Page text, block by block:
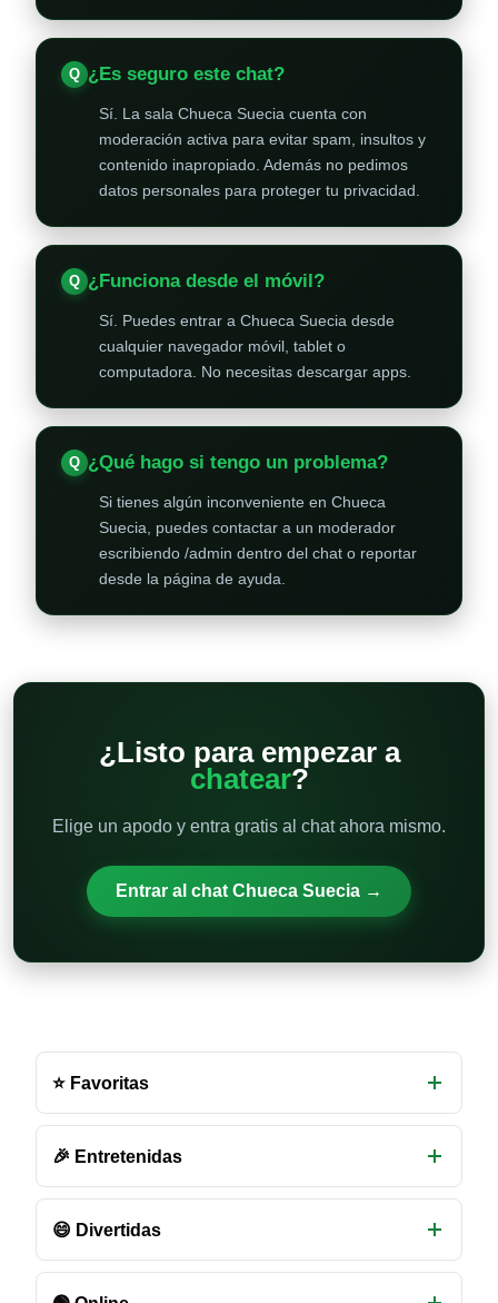
¿Es seguro este chat?
Sí. La sala Chueca Suecia cuenta con
moderación activa para evitar spam, insultos y
contenido inapropiado. Además no pedimos
datos personales para proteger tu privacidad.
¿Funciona desde el móvil?
Sí. Puedes entrar a Chueca Suecia desde
cualquier navegador móvil, tablet o
computadora. No necesitas descargar apps.
¿Qué hago si tengo un problema?
Si tienes algún inconveniente en Chueca
Suecia, puedes contactar a un moderador
escribiendo /admin dentro del chat o reportar
desde la página de ayuda.
¿Listo para empezar a
chatear?
Elige un apodo y entra gratis al chat ahora mismo.
Entrar al chat Chueca Suecia →
de
chat
disponibles
⭐ Favoritas
🎉 Entretenidas
😄 Divertidas